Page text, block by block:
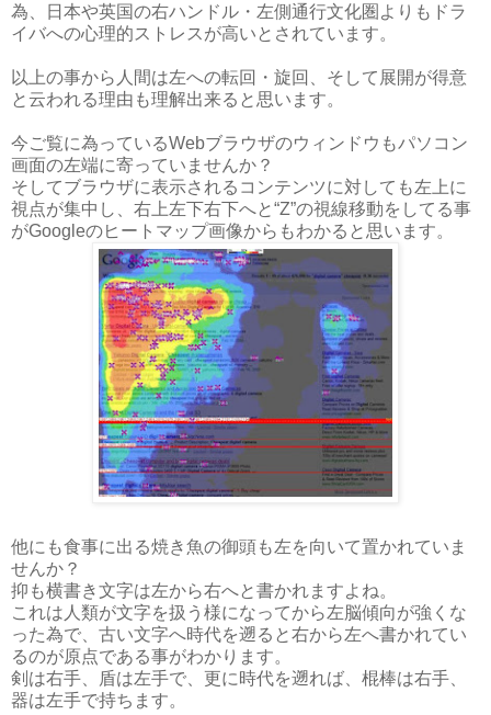
為、日本や英国の右ハンドル・左側通行文化圏よりもドラ
イバへの心理的ストレスが高いとされています。
以上の事から人間は左への転回・旋回、そして展開が得意
と云われる理由も理解出来ると思います。
今ご覧に為っているWebブラウザのウィンドウもパソコン
画面の左端に寄っていませんか？
そしてブラウザに表示されるコンテンツに対しても左上に
視点が集中し、右上左下右下へと“Z”の視線移動をしてる事
がGoogleのヒートマップ画像からもわかると思います。
他にも食事に出る焼き魚の御頭も左を向いて置かれていま
せんか？
抑も横書き文字は左から右へと書かれますよね。
これは人類が文字を扱う様になってから左脳傾向が強くな
った為で、古い文字へ時代を遡ると右から左へ書かれてい
るのが原点である事がわかります。
剣は右手、盾は左手で、更に時代を遡れば、棍棒は右手、
器は左手で持ちます。